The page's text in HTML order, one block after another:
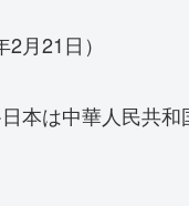
月21日）
本は中華人民共